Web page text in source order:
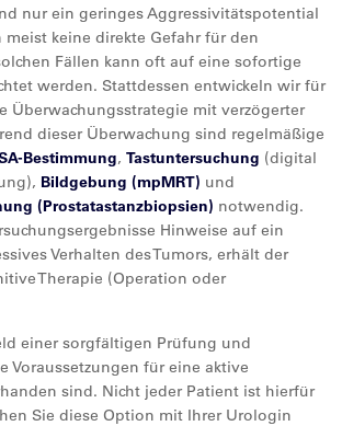
nur ein geringes Aggressivitätspotential
keine direkte Gefahr für den
Fällen kann oft auf eine sofortige
werden. Stattdessen entwickeln wir für
Überwachungsstrategie mit verzögerter
dieser Überwachung sind regelmäßige
Bestimmung, Tastuntersuchung (digital
Bildgebung (mpMRT) und
(Prostatastanzbiopsien) notwendig.
Hinweise auf ein
Verhalten des Tumors, erhält der
Therapie (Operation oder
einer sorgfältigen Prüfung und
Voraussetzungen für eine aktive
sind. Nicht jeder Patient ist hierfür
Sie diese Option mit Ihrer Urologin